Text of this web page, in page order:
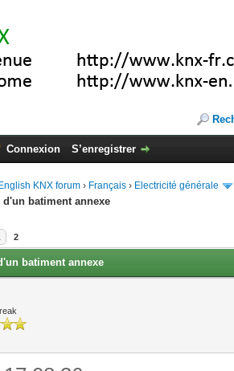
Connexion S’enregistrer
KNX forum › Français › Electricité générale
batiment annexe
2
batiment annexe